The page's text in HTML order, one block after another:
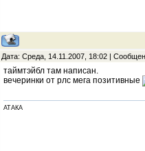
Дата: Среда, 14.11.2007, 18:02 |
таймтэйбл там написан.
вечеринки от рлс мега позитивные
АТАКА